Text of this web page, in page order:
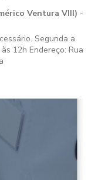
Ventura VIII) -
Segunda a
às 12h Endereço: Rua